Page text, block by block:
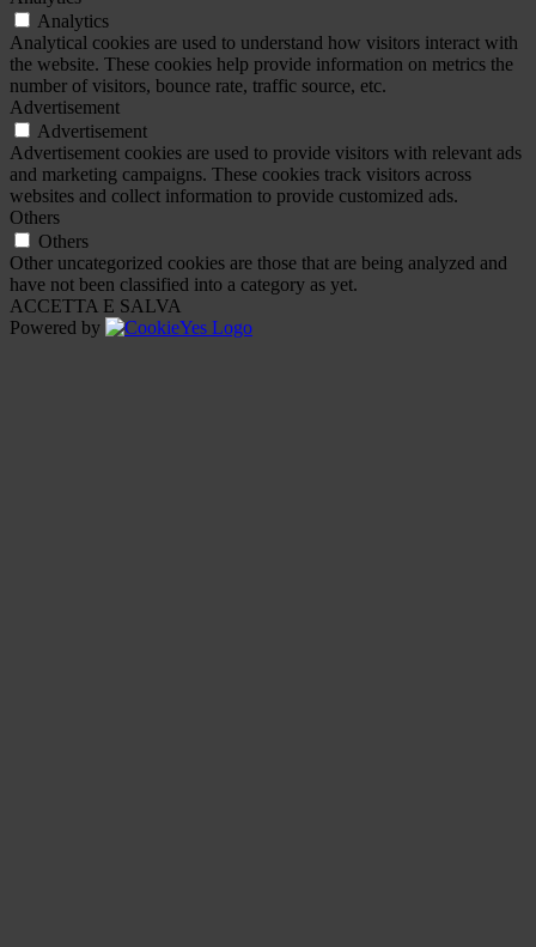
Analytics
Analytical cookies are used to understand how visitors interact with
the website. These cookies help provide information on metrics the
number of visitors, bounce rate, traffic source, etc.
Advertisement
Advertisement
Advertisement cookies are used to provide visitors with relevant ads
and marketing campaigns. These cookies track visitors across
websites and collect information to provide customized ads.
Others
Others
Other uncategorized cookies are those that are being analyzed and
have not been classified into a category as yet.
ACCETTA E SALVA
Powered by